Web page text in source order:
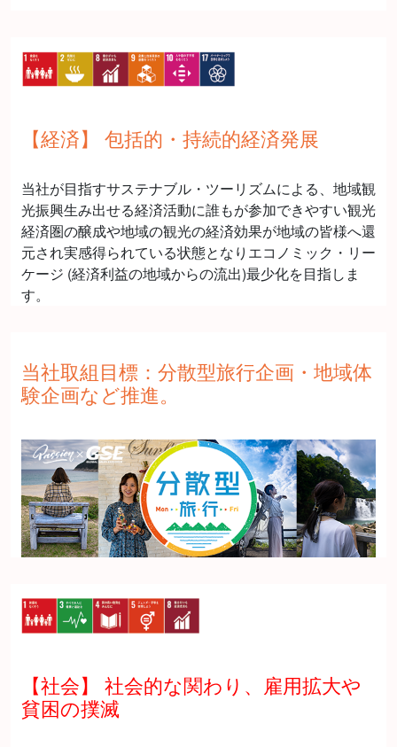
【経済】 包括的・持続的経済発展
当社が目指すサステナブル・ツーリズムによる、地域観
光振興生み出せる経済活動に誰もが参加できやすい観光
経済圏の醸成や地域の観光の経済効果が地域の皆様へ還
元され実感得られている状態となりエコノミック・リー
ケージ (経済利益の地域からの流出)最少化を目指しま
す。
当社取組目標：分散型旅行企画・地域体
験企画など推進。
【社会】 社会的な関わり、雇用拡大や
貧困の撲滅